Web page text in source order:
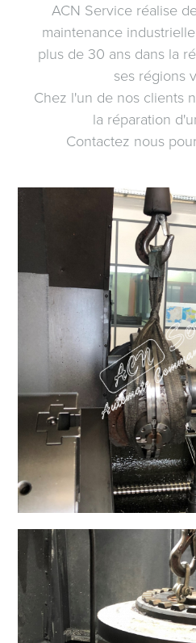
ACN Service réalise
maintenance
plus de 30 ans dans la
ses régions
Chez l'un de nos clients
la réparation
Contactez nous